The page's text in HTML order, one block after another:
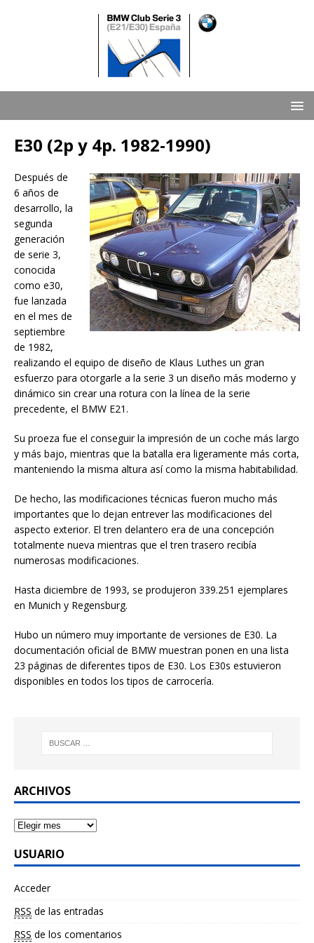
E30 (2p y 4p. 1982-1990)
Después de
6 años de
desarrollo, la
segunda
generación
de serie 3,
conocida
como e30,
fue lanzada
en el mes de
septiembre
de 1982,
realizando el equipo de diseño de Klaus Luthes un gran
esfuerzo para otorgarle a la serie 3 un diseño más moderno y
dinámico sin crear una rotura con la línea de la serie
precedente, el BMW E21.
Su proeza fue el conseguir la impresión de un coche más largo
y más bajo, mientras que la batalla era ligeramente más corta,
manteniendo la misma altura así como la misma habitabilidad.
De hecho, las modificaciones técnicas fueron mucho más
importantes que lo dejan entrever las modificaciones del
aspecto exterior. El tren delantero era de una concepción
totalmente nueva mientras que el tren trasero recibía
numerosas modificaciones.
Hasta diciembre de 1993, se produjeron 339.251 ejemplares
en Munich y Regensburg.
Hubo un número muy importante de versiones de E30. La
documentación oficial de BMW muestran ponen en una lista
23 páginas de diferentes tipos de E30. Los E30s estuvieron
disponibles en todos los tipos de carrocería.
ARCHIVOS
USUARIO
Acceder
RSS de las entradas
RSS de los comentarios